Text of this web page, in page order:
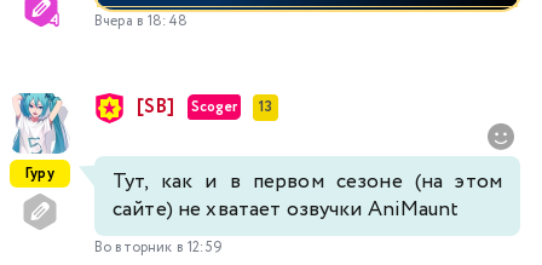
Вчера в 18:48
Гуру
[SB] Scoger 13
Тут, как и в первом сезоне (на этом
сайте) не хватает озвучки AniMaunt
Во вторник в 12:59